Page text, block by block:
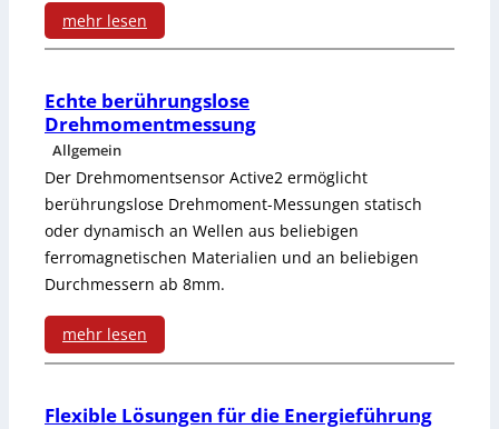
mehr lesen
:
F
e
u
c
h
t
e
-
/
Echte berührungslose
Drehmomentmessung
Allgemein
Der Drehmomentsensor Active2 ermöglicht
berührungslose Drehmoment-Messungen statisch
oder dynamisch an Wellen aus beliebigen
ferromagnetischen Materialien und an beliebigen
Durchmessern ab 8mm.
mehr lesen
:
E
Flexible Lösungen für die Energieführung